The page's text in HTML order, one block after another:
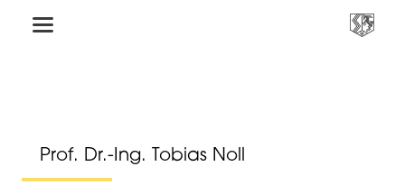
Prof. Dr.-Ing. Tobias Noll